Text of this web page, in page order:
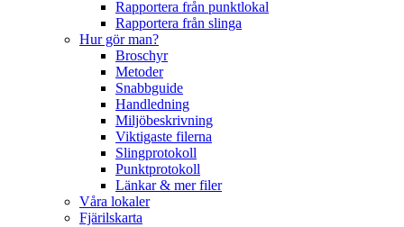
Rapportera från punktlokal
Rapportera från slinga
Hur gör man?
Broschyr
Metoder
Snabbguide
Handledning
Miljöbeskrivning
Viktigaste filerna
Slingprotokoll
Punktprotokoll
Länkar & mer filer
Våra lokaler
Fjärilskarta